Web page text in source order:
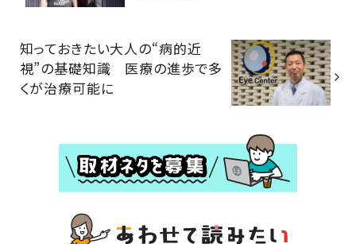
知っておきたい大人の“病的近
視”の基礎知識 医療の進歩で多
くが治療可能に